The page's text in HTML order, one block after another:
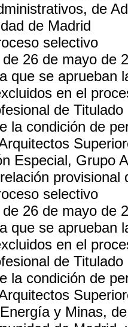
de
de Madrid
selectivo
26 de mayo de
que se aprueban
en el
de
la condición de
Especial, Grupo
provisional
selectivo
26 de mayo de
que se aprueban
en el
de
la condición de
y Minas,